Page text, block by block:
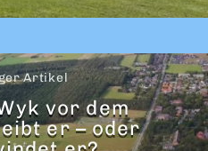
Artikel
vor dem
er – oder